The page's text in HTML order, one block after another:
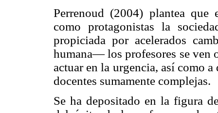
Perrenoud (2004) plantea
como protagonistas la
propiciada por acelerados
humana— los profesores se ven
actuar en la urgencia, así como
docentes sumamente complejas.
Se ha depositado en la figura